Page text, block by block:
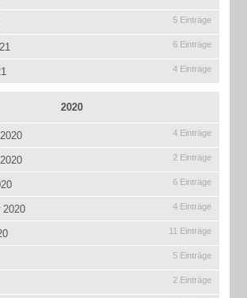
5 Einträge
6 Einträge
4 Einträge
2020
4 Einträge
2 Einträge
6 Einträge
2020 4 Einträge
11 Einträge
5 Einträge
2 Einträge